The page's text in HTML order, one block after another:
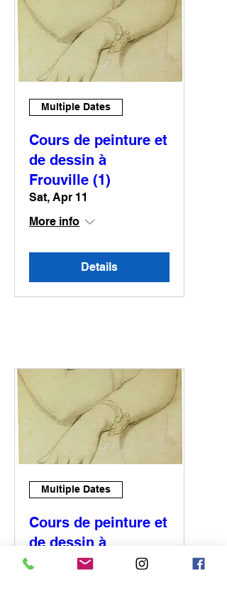
Multiple Dates
Cours de peinture et
de dessin à
Frouville (1)
Sat, Apr 11
More info
Details
Multiple Dates
Cours de peinture et
de dessin à
Frouville (1)